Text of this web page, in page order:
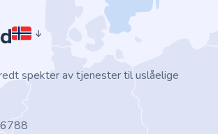
spekter av tjenester til uslåelige